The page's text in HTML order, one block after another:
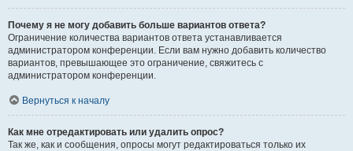
Почему я не могу добавить больше вариантов ответа?
Ограничение количества вариантов ответа устанавливается
администратором конференции. Если вам нужно добавить количество
вариантов, превышающее это ограничение, свяжитесь с
администратором конференции.
Вернуться к началу
Как мне отредактировать или удалить опрос?
Так же, как и сообщения, опросы могут редактироваться только их